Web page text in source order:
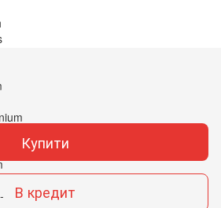
Купити
В кредит